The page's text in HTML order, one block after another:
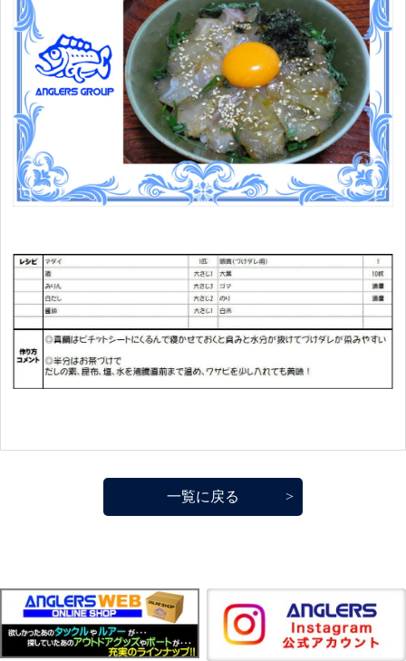
一覧に戻る